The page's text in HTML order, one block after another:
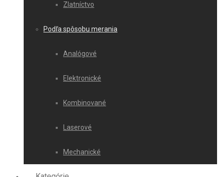
Zlatníctvo
Podľa spôsobu merania
Analógové
Elektronické
Kombinované
Laserové
Mechanické